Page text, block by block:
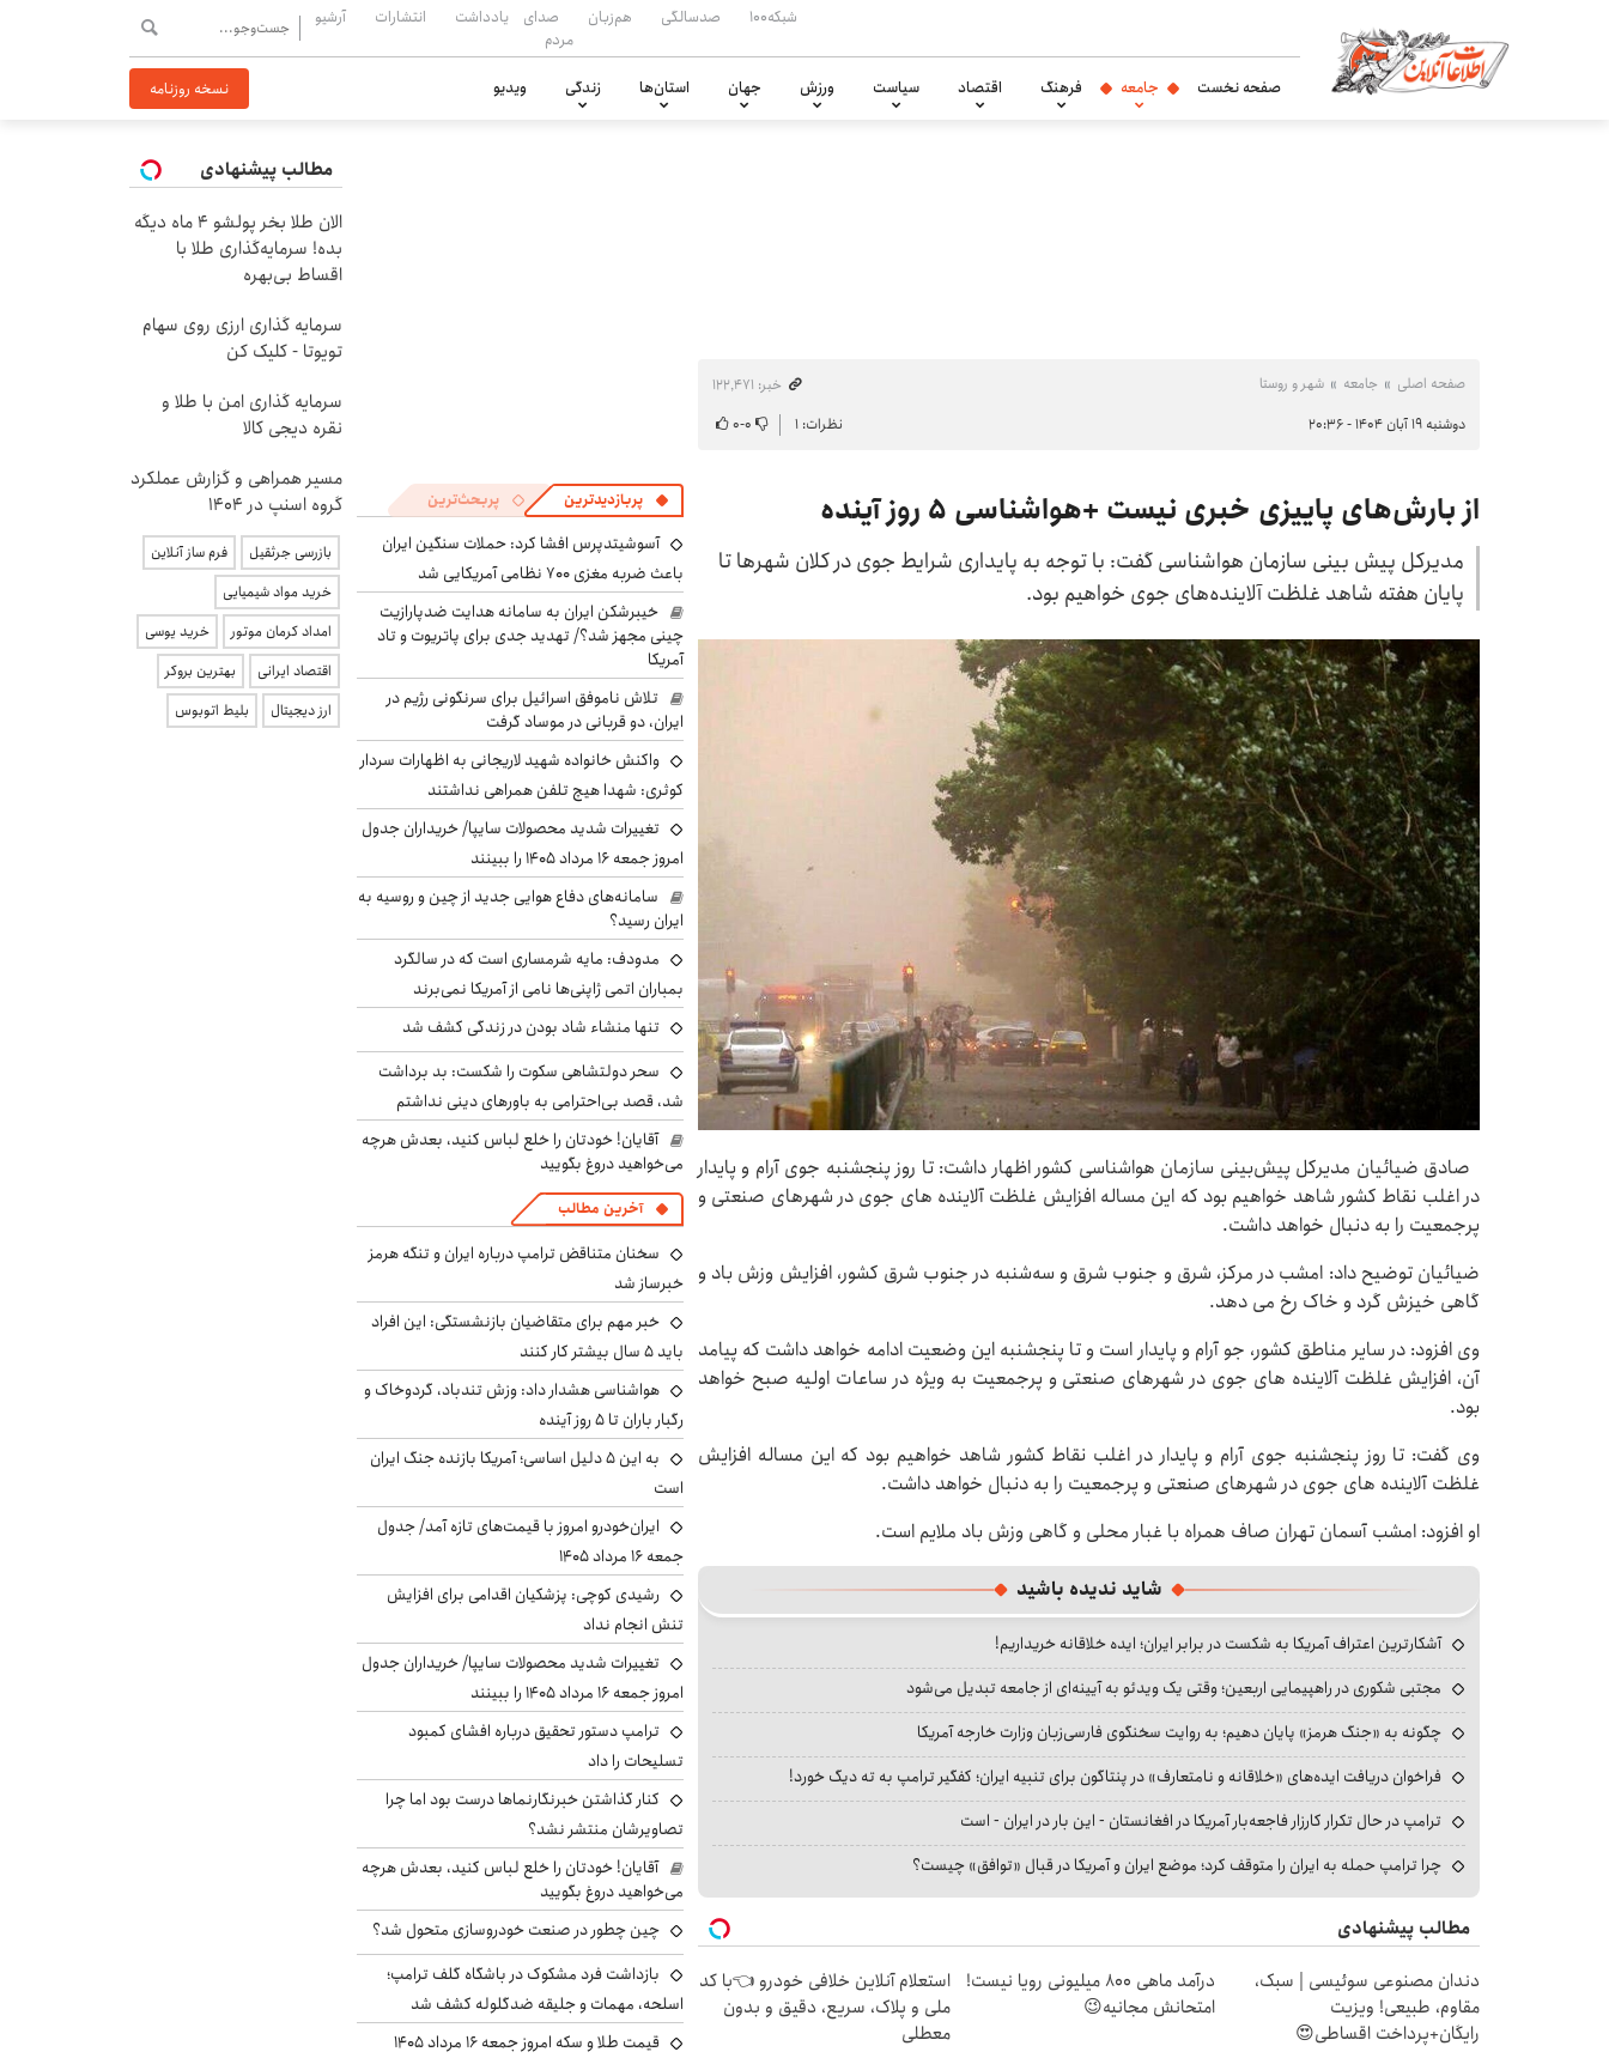
شبکه۱۰۰ صدسالگی هم‌زبان
صدای
مردم
یادداشت انتشارات آرشیو
صفحه نخست جامعه فرهنگ اقتصاد سیاست ورزش جهان استان‌ها زندگی ویدیو نسخه روزنامه
صفحه اصلی جامعه شهر و روستا
خبر: ۱۲۲٬۴۷۱
دوشنبه ۱۹ آبان ۱۴۰۴ - ۲۰:۳۶
نظرات: ۱ ۰-۰
از بارش‌های پاییزی خبری نیست +هواشناسی ۵ روز آینده
مدیرکل پیش بینی سازمان هواشناسی گفت: با توجه به پایداری شرایط جوی در کلان شهرها تا
پایان هفته شاهد غلظت آلاینده‌های جوی خواهیم بود.
صادق ضیائیان مدیرکل پیش‌بینی سازمان هواشناسی کشور اظهار داشت: تا روز پنجشنبه جوی آرام و پایدار
در اغلب نقاط کشور شاهد خواهیم بود که این مساله افزایش غلظت آلاینده های جوی در شهرهای صنعتی و
پرجمعیت را به دنبال خواهد داشت.
ضیائیان توضیح داد: امشب در مرکز، شرق و جنوب شرق و سه‌شنبه در جنوب شرق کشور، افزایش وزش باد و
گاهی خیزش گرد و خاک رخ می دهد.
وی افزود: در سایر مناطق کشور، جو آرام و پایدار است و تا پنجشنبه این وضعیت ادامه خواهد داشت که پیامد
آن، افزایش غلظت آلاینده های جوی در شهرهای صنعتی و پرجمعیت به ویژه در ساعات اولیه صبح خواهد
بود.
وی گفت: تا روز پنجشنبه جوی آرام و پایدار در اغلب نقاط کشور شاهد خواهیم بود که این مساله افزایش
غلظت آلاینده های جوی در شهرهای صنعتی و پرجمعیت را به دنبال خواهد داشت.
او افزود: امشب آسمان تهران صاف همراه با غبار محلی و گاهی وزش باد ملایم است.
شاید ندیده باشید
آشکارترین اعتراف آمریکا به شکست در برابر ایران؛ ایده خلاقانه خریداریم!
مجتبی شکوری در راهپیمایی اربعین؛ وقتی یک ویدئو به آیینه‌ای از جامعه تبدیل می‌شود
چگونه به «جنگ هرمز» پایان دهیم؛ به روایت سخنگوی فارسی‌زبان وزارت خارجه آمریکا
فراخوان دریافت ایده‌های «خلاقانه و نامتعارف» در پنتاگون برای تنبیه ایران؛ کفگیر ترامپ به ته دیگ خورد!
ترامپ در حال تکرار کارزار فاجعه‌بار آمریکا در افغانستان - این بار در ایران - است
چرا ترامپ حمله به ایران را متوقف کرد؛ موضع ایران و آمریکا در قبال «توافق» چیست؟
مطالب پیشنهادی
دندان مصنوعی سوئیسی | سبک،
مقاوم، طبیعی! ویزیت
رایگان+پرداخت اقساطی😍
درآمد ماهی 800 میلیونی رویا نیست!
امتحانش مجانیه😉
استعلام آنلاین خلافی خودرو 👈با کد
ملی و پلاک، سریع، دقیق و بدون
معطلی
پربازدیدترین پربحث‌ترین
آسوشیتدپرس افشا کرد: حملات سنگین ایران
باعث ضربه مغزی ۷۰۰ نظامی آمریکایی شد
خیبرشکن ایران به سامانه هدایت ضدپارازیت
چینی مجهز شد؟/ تهدید جدی برای پاتریوت و تاد
آمریکا
تلاش ناموفق اسرائیل برای سرنگونی رژیم در
ایران، دو قربانی در موساد گرفت
واکنش خانواده شهید لاریجانی به اظهارات سردار
کوثری: شهدا هیچ تلفن همراهی نداشتند
تغییرات شدید محصولات سایپا/ خریداران جدول
امروز جمعه ۱۶ مرداد ۱۴۰۵ را ببینند
سامانه‌های دفاع هوایی جدید از چین و روسیه به
ایران رسید؟
مدودف: مایه شرمساری است که در سالگرد
بمباران اتمی ژاپنی‌ها نامی از آمریکا نمی‌برند
تنها منشاء شاد بودن در زندگی کشف شد
سحر دولتشاهی سکوت را شکست: بد برداشت
شد، قصد بی‌احترامی به باورهای دینی نداشتم
آقایان! خودتان را خلع لباس کنید، بعدش هرچه
می‌خواهید دروغ بگویید
آخرین مطالب
سخنان متناقض ترامپ درباره ایران و تنگه هرمز
خبرساز شد
خبر مهم برای متقاضیان بازنشستگی: این افراد
باید ۵ سال بیشتر کار کنند
هواشناسی هشدار داد: وزش تندباد، گردوخاک و
رگبار باران تا ۵ روز آینده
به این ۵ دلیل اساسی؛ آمریکا بازنده جنگ ایران
است
ایران‌خودرو امروز با قیمت‌های تازه آمد/ جدول
جمعه ۱۶ مرداد ۱۴۰۵
رشیدی کوچی: پزشکیان اقدامی برای افزایش
تنش انجام نداد
تغییرات شدید محصولات سایپا/ خریداران جدول
امروز جمعه ۱۶ مرداد ۱۴۰۵ را ببینند
ترامپ دستور تحقیق درباره افشای کمبود
تسلیحات را داد
کنار گذاشتن خبرنگارنماها درست بود اما چرا
تصاویرشان منتشر نشد؟
آقایان! خودتان را خلع لباس کنید، بعدش هرچه
می‌خواهید دروغ بگویید
چین چطور در صنعت خودروسازی متحول شد؟
بازداشت فرد مشکوک در باشگاه گلف ترامپ؛
اسلحه، مهمات و جلیقه ضدگلوله کشف شد
قیمت طلا و سکه امروز جمعه ۱۶ مرداد ۱۴۰۵
مطالب پیشنهادی
الان طلا بخر پولشو 4 ماه دیگه
بده! سرمایه‌گذاری طلا با
اقساط بی‌بهره
سرمایه گذاری ارزی روی سهام
تویوتا - کلیک کن
سرمایه گذاری امن با طلا و
نقره دیجی کالا
مسیر همراهی و گزارش عملکرد
گروه اسنپ در ۱۴۰۴
بازرسی جرثقیل
فرم ساز آنلاین
خرید مواد شیمیایی
امداد کرمان موتور
خرید یوسی
اقتصاد ایرانی
بهترین بروکر
ارز دیجیتال
بلیط اتوبوس